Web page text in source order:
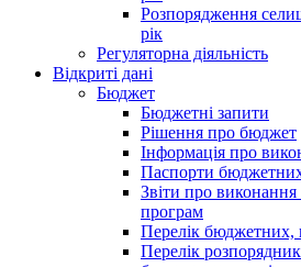
Розпорядження
рік
Регуляторна діяльність
Відкриті дані
Бюджет
Бюджетні запити
Рішення про бюджет
Інформація про
Паспорти
Звіти про
програм
Перелік бюджетних,
Перелік